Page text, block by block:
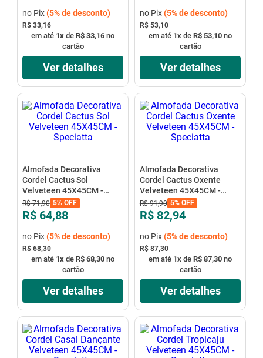
no Pix(5%de desconto)
R$ 33,16
em até 1x de R$ 33,16 no
cartão
Ver detalhes
no Pix(5%de desconto)
R$ 53,10
em até 1x de R$ 53,10 no
cartão
Ver detalhes
Almofada Decorativa
Cordel Cactus Sol
Velveteen 45X45CM -
Speciatta
R$ 71,90 5%OFF
R$ 64,88
no Pix(5%de desconto)
R$ 68,30
em até 1x de R$ 68,30 no
cartão
Ver detalhes
Almofada Decorativa
Cordel Cactus Oxente
Velveteen 45X45CM -
Speciatta
R$ 91,90 5%OFF
R$ 82,94
no Pix(5%de desconto)
R$ 87,30
em até 1x de R$ 87,30 no
cartão
Ver detalhes